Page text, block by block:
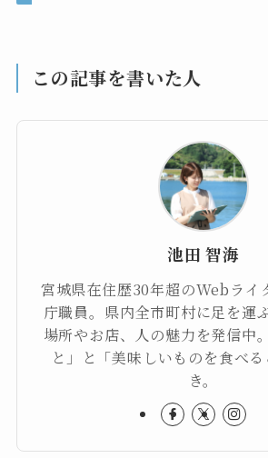
この記事を書いた人
池田 智海
宮城県在住歴30年超のWebライ
庁職員。県内全市町村に足を運
場所やお店、人の魅力を発信中
と」と「美味しいものを食べ
き。